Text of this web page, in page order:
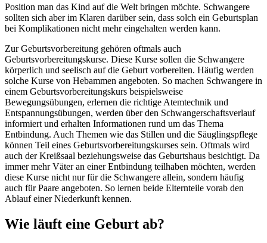
Position man das Kind auf die Welt bringen möchte. Schwangere
sollten sich aber im Klaren darüber sein, dass solch ein Geburtsplan
bei Komplikationen nicht mehr eingehalten werden kann.
Zur Geburtsvorbereitung gehören oftmals auch
Geburtsvorbereitungskurse. Diese Kurse sollen die Schwangere
körperlich und seelisch auf die Geburt vorbereiten. Häufig werden
solche Kurse von Hebammen angeboten. So machen Schwangere in
einem Geburtsvorbereitungskurs beispielsweise
Bewegungsübungen, erlernen die richtige Atemtechnik und
Entspannungsübungen, werden über den Schwangerschaftsverlauf
informiert und erhalten Informationen rund um das Thema
Entbindung. Auch Themen wie das Stillen und die Säuglingspflege
können Teil eines Geburtsvorbereitungskurses sein. Oftmals wird
auch der Kreißsaal beziehungsweise das Geburtshaus besichtigt. Da
immer mehr Väter an einer Entbindung teilhaben möchten, werden
diese Kurse nicht nur für die Schwangere allein, sondern häufig
auch für Paare angeboten. So lernen beide Elternteile vorab den
Ablauf einer Niederkunft kennen.
Wie läuft eine Geburt ab?